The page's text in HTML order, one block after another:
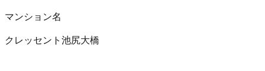
マンション名
クレッセント池尻大橋